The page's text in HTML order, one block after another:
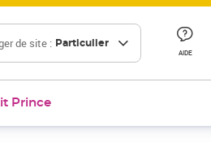
de site : Particulier
AIDE
Prince